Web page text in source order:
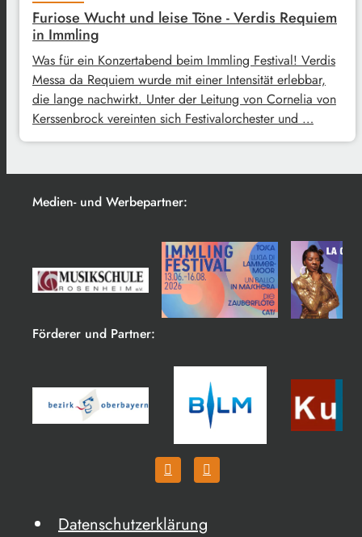
Furiose Wucht und leise Töne - Verdis Requiem
in Immling
Was für ein Konzertabend beim Immling Festival! Verdis
Messa da Requiem wurde mit einer Intensität erlebbar,
die lange nachwirkt. Unter der Leitung von Cornelia von
Kerssenbrock vereinten sich Festivalorchester und …
Medien- und Werbepartner:
Förderer und Partner:
Datenschutzerklärung